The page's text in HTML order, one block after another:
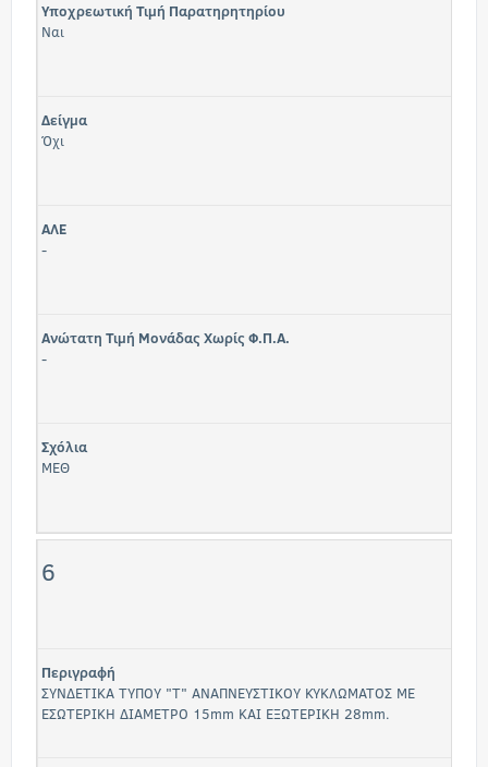
Υποχρεωτική Τιμή Παρατηρητηρίου
Ναι
Δείγμα
Όχι
ΑΛΕ
-
Ανώτατη Τιμή Μονάδας Χωρίς Φ.Π.Α.
-
Σχόλια
ΜΕΘ
6
Περιγραφή
ΣΥΝΔΕΤΙΚΑ ΤΥΠΟΥ "Τ" ΑΝΑΠΝΕΥΣΤΙΚΟΥ ΚΥΚΛΩΜΑΤΟΣ ΜΕ
ΕΣΩΤΕΡΙΚΗ ΔΙΑΜΕΤΡΟ 15mm ΚΑΙ ΕΞΩΤΕΡΙΚΗ 28mm.